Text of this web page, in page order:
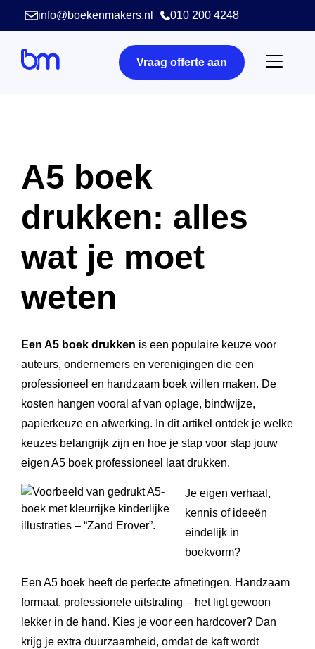
info@boekenmakers.nl 010 200 4248
Vraag offerte aan
A5 boek
drukken: alles
wat je moet
weten
Een A5 boek drukken is een populaire keuze voor
auteurs, ondernemers en verenigingen die een
professioneel en handzaam boek willen maken. De
kosten hangen vooral af van oplage, bindwijze,
papierkeuze en afwerking. In dit artikel ontdek je welke
keuzes belangrijk zijn en hoe je stap voor stap jouw
eigen A5 boek professioneel laat drukken.
Je eigen verhaal,
kennis of ideeën
eindelijk in
boekvorm?
Een A5 boek heeft de perfecte afmetingen. Handzaam
formaat, professionele uitstraling – het ligt gewoon
lekker in de hand. Kies je voor een hardcover? Dan
krijg je extra duurzaamheid, omdat de kaft wordt